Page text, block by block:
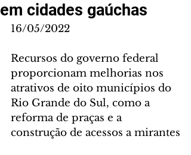
em cidades gaúchas
16/05/2022
Recursos do governo federal
proporcionam melhorias nos
atrativos de oito municípios do
Rio Grande do Sul, como a
reforma de praças e a
construção de acessos a mirantes